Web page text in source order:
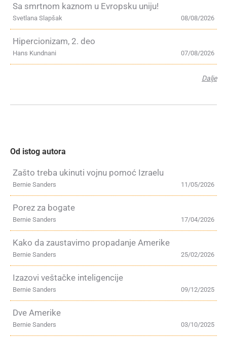
Sa smrtnom kaznom u Evropsku uniju!
08/08/2026
Svetlana Slapšak
Hipercionizam, 2. deo
07/08/2026
Hans Kundnani
Dalje
Od istog autora
Zašto treba ukinuti vojnu pomoć Izraelu
11/05/2026
Bernie Sanders
Porez za bogate
17/04/2026
Bernie Sanders
Kako da zaustavimo propadanje Amerike
25/02/2026
Bernie Sanders
Izazovi veštačke inteligencije
09/12/2025
Bernie Sanders
Dve Amerike
03/10/2025
Bernie Sanders